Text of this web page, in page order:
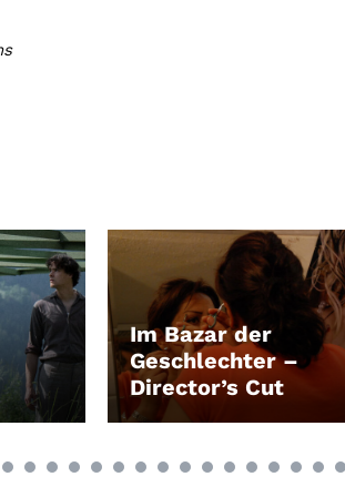
Im Bazar der
Geschlechter –
Director’s Cut
LEIHEN